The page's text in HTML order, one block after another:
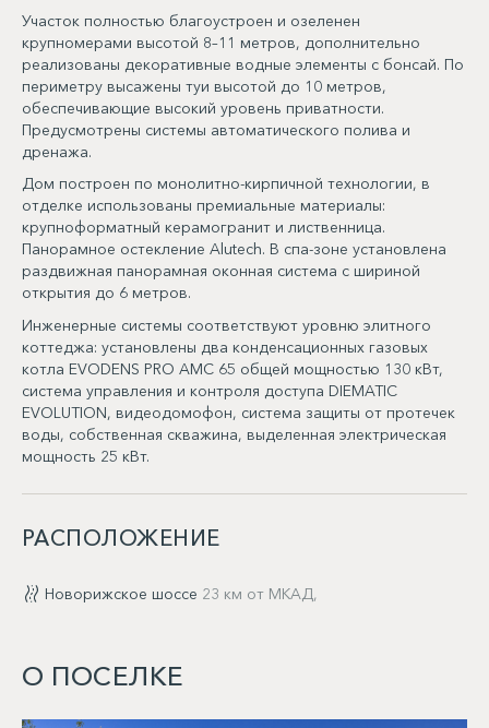
Участок полностью благоустроен и озеленен
крупномерами высотой 8–11 метров, дополнительно
реализованы декоративные водные элементы с бонсай. По
периметру высажены туи высотой до 10 метров,
обеспечивающие высокий уровень приватности.
Предусмотрены системы автоматического полива и
дренажа.
Дом построен по монолитно-кирпичной технологии, в
отделке использованы премиальные материалы:
крупноформатный керамогранит и лиственница.
Панорамное остекление Alutech. В спа-зоне установлена
раздвижная панорамная оконная система с шириной
открытия до 6 метров.
Инженерные системы соответствуют уровню элитного
коттеджа: установлены два конденсационных газовых
котла EVODENS PRO AMC 65 общей мощностью 130 кВт,
система управления и контроля доступа DIEMATIC
EVOLUTION, видеодомофон, система защиты от протечек
воды, собственная скважина, выделенная электрическая
мощность 25 кВт.
РАСПОЛОЖЕНИЕ
Новорижское шоссе 23 км от МКАД,
О ПОСЕЛКЕ